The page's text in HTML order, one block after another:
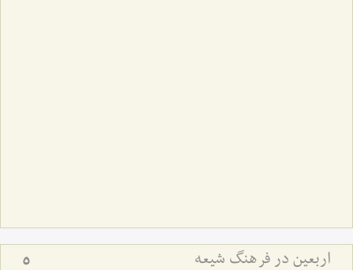
اربعین در فرهنگ شیعه 5